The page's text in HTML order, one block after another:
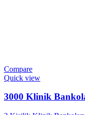
Compare
Quick view
3000 Klinik